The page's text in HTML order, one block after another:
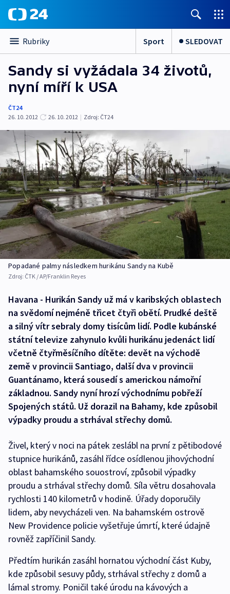
Rubriky Sport SLEDOVAT
Sandy si vyžádala 34 životů,
nyní míří k USA
ČT24
26. 10. 2012
26. 10. 2012 | Zdroj: ČT24
Popadané palmy následkem hurikánu Sandy na Kubě
Zdroj: ČTK / AP/Franklin Reyes
Havana - Hurikán Sandy už má v karibských oblastech
na svědomí nejméně třicet čtyři obětí. Prudké deště
a silný vítr sebraly domy tisícům lidí. Podle kubánské
státní televize zahynulo kvůli hurikánu jedenáct lidí
včetně čtyřměsíčního dítěte: devět na východě
země v provincii Santiago, další dva v provincii
Guantánamo, která sousedí s americkou námořní
základnou. Sandy nyní hrozí východnímu pobřeží
Spojených států. Už dorazil na Bahamy, kde způsobil
výpadky proudu a strhával střechy domů.
Živel, který v noci na pátek zeslábl na první z pětibodové
stupnice hurikánů, zasáhl řídce osídlenou jihovýchodní
oblast bahamského souostroví, způsobil výpadky
proudu a strhával střechy domů. Síla větru dosahovala
rychlosti 140 kilometrů v hodině. Úřady doporučily
lidem, aby nevycházeli ven. Na bahamském ostrově
New Providence policie vyšetřuje úmrtí, které údajně
rovněž zapříčinil Sandy.
Předtím hurikán zasáhl hornatou východní část Kuby,
kde způsobil sesuvy půdy, strhával střechy z domů a
lámal stromy. Poničil také úrodu na kávových a